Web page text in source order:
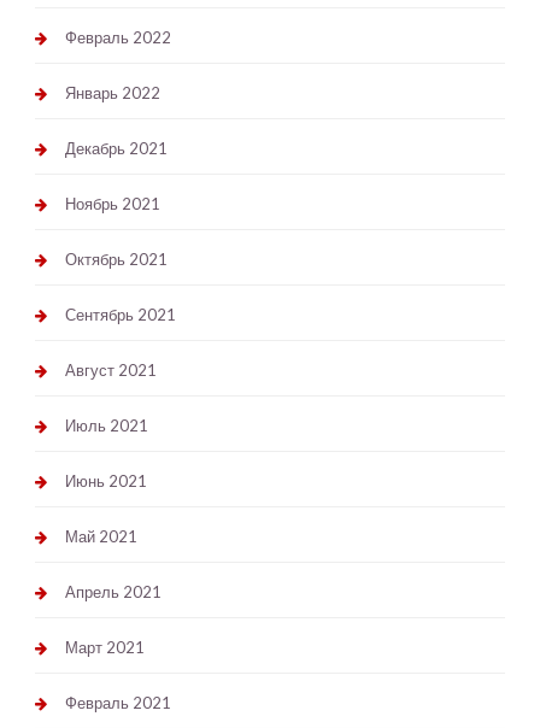
Февраль 2022
Январь 2022
Декабрь 2021
Ноябрь 2021
Октябрь 2021
Сентябрь 2021
Август 2021
Июль 2021
Июнь 2021
Май 2021
Апрель 2021
Март 2021
Февраль 2021